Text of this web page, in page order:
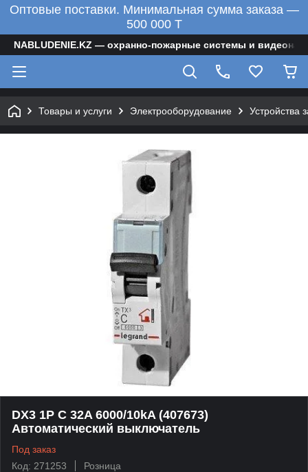
Оптовые поставки. Минимальная сумма заказа —
500 000 T
NABLUDENIE.KZ — охранно-пожарные системы и
Товары и услуги Электрооборудование Устройства
DX3 1P C 32A 6000/10kA (407673)
Автоматический выключатель
Под заказ
Код: 271253
Розница